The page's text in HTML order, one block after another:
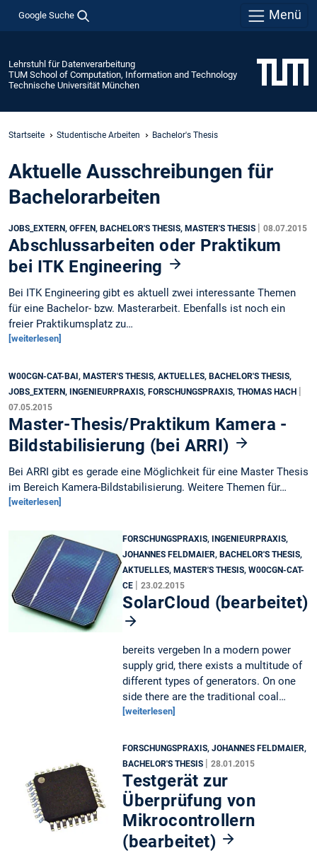
Google Suche Menü
Lehrstuhl für Datenverarbeitung
TUM School of Computation, Information and Technology
Technische Universität München
Startseite Studentische Arbeiten Bachelor's Thesis
Aktuelle Ausschreibungen für
Bachelorarbeiten
JOBS_EXTERN, OFFEN, BACHELOR'S THESIS, MASTER'S THESIS 08.07.2015
Abschlussarbeiten oder Praktikum
bei ITK Engineering
Bei ITK Engineering gibt es aktuell zwei interessante Themen
für eine Bachelor- bzw. Masterarbeit. Ebenfalls ist noch ein
freier Praktikumsplatz zu…
[weiterlesen]
W00CGN-CAT-BAI, MASTER'S THESIS, AKTUELLES, BACHELOR'S THESIS,
JOBS_EXTERN, INGENIEURPRAXIS, FORSCHUNGSPRAXIS, THOMAS HACH |
07.05.2015
Master-Thesis/Praktikum Kamera -
Bildstabilisierung (bei ARRI)
Bei ARRI gibt es gerade eine Möglichkeit für eine Master Thesis
im Bereich Kamera-Bildstabilisierung. Weitere Themen für…
[weiterlesen]
FORSCHUNGSPRAXIS, INGENIEURPRAXIS,
JOHANNES FELDMAIER, BACHELOR'S THESIS,
AKTUELLES, MASTER'S THESIS, W00CGN-CAT-
CE |23.02.2015
SolarCloud (bearbeitet)
bereits vergeben In a modern power
supply grid, there exists a multitude of
different types of generators. On one
side there are the traditional coal…
[weiterlesen]
FORSCHUNGSPRAXIS, JOHANNES FELDMAIER,
BACHELOR'S THESIS |28.01.2015
Testgerät zur
Überprüfung von
Mikrocontrollern
(bearbeitet)